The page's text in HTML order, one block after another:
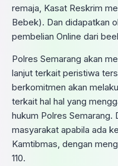
remaja, Kasat Reskrim
Bebek). Dan didapatkan
pembelian Online dari
Polres Semarang akan
lanjut terkait peristiwa
berkomitmen akan
terkait hal hal yang
hukum Polres Semarang.
masyarakat apabila ada
Kamtibmas, dengan
110.